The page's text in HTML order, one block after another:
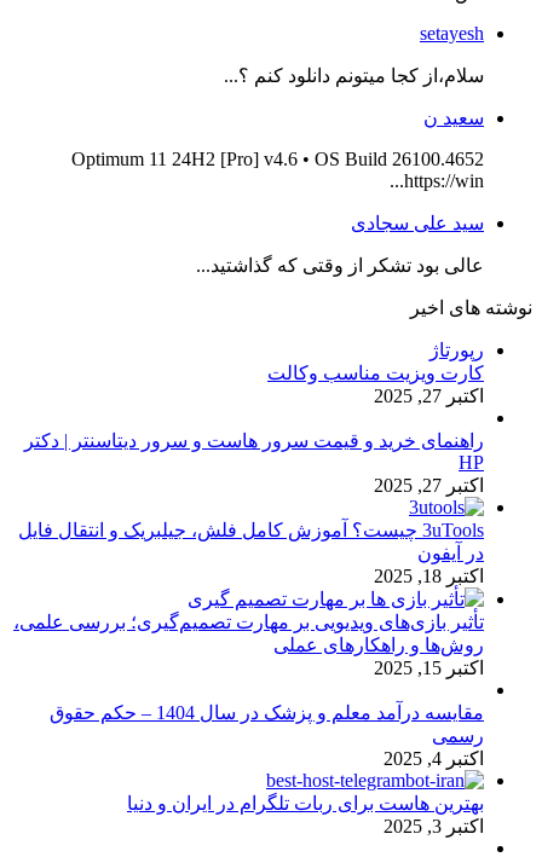
setayesh
سلام،از کجا میتونم دانلود کنم ؟...
سعید ن
Optimum 11 24H2 [Pro] v4.6 • OS Build 26100.4652
https://win...
سید علی سجادی
عالی بود تشکر از وقتی که گذاشتید...
نوشته های اخیر
رپورتاژ
کارت ویزیت مناسب وکالت
اکتبر 27, 2025
راهنمای خرید و قیمت سرور هاست و سرور دیتاسنتر | دکتر
HP
اکتبر 27, 2025
3uTools چیست؟ آموزش کامل فلش، جیلبریک و انتقال فایل
در آیفون
اکتبر 18, 2025
تأثیر بازی‌های ویدیویی بر مهارت تصمیم‌گیری؛ بررسی علمی،
روش‌ها و راهکارهای عملی
اکتبر 15, 2025
مقایسه درآمد معلم و پزشک در سال 1404 – حکم حقوق
رسمی
اکتبر 4, 2025
بهترین هاست برای ربات تلگرام در ایران و دنیا
اکتبر 3, 2025